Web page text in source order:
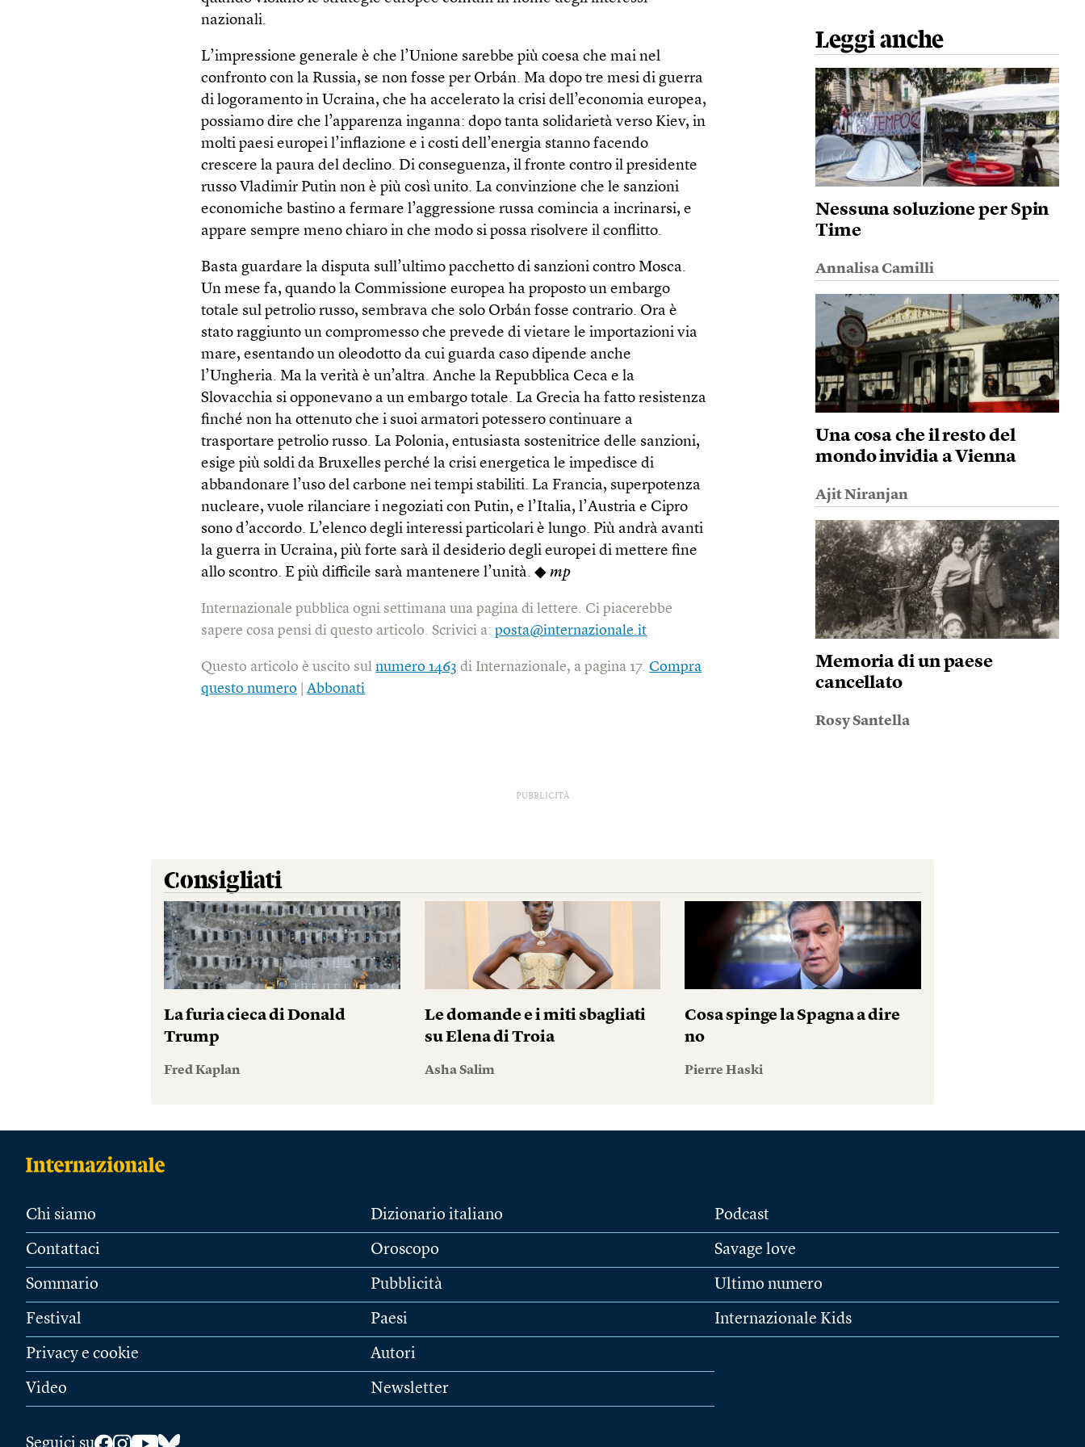
nazionali.
L’impressione generale è che l’Unione sarebbe più coesa che mai nel
confronto con la Russia, se non fosse per Orbán. Ma dopo tre mesi di guerra
di logoramento in Ucraina, che ha accelerato la crisi dell’economia europea,
possiamo dire che l’apparenza inganna: dopo tanta solidarietà verso Kiev, in
molti paesi europei l’inflazione e i costi dell’energia stanno facendo
crescere la paura del declino. Di conseguenza, il fronte contro il presidente
russo Vladimir Putin non è più così unito. La convinzione che le sanzioni
economiche bastino a fermare l’aggressione russa comincia a incrinarsi, e
appare sempre meno chiaro in che modo si possa risolvere il conflitto.
Basta guardare la disputa sull’ultimo pacchetto di sanzioni contro Mosca.
Un mese fa, quando la Commissione europea ha proposto un embargo
totale sul petrolio russo, sembrava che solo Orbán fosse contrario. Ora è
stato raggiunto un compromesso che prevede di vietare le importazioni via
mare, esentando un oleodotto da cui guarda caso dipende anche
l’Ungheria. Ma la verità è un’altra. Anche la Repubblica Ceca e la
Slovacchia si opponevano a un embargo totale. La Grecia ha fatto resistenza
finché non ha ottenuto che i suoi armatori potessero continuare a
trasportare petrolio russo. La Polonia, entusiasta sostenitrice delle sanzioni,
esige più soldi da Bruxelles perché la crisi energetica le impedisce di
abbandonare l’uso del carbone nei tempi stabiliti. La Francia, superpotenza
nucleare, vuole rilanciare i negoziati con Putin, e l’Italia, l’Austria e Cipro
sono d’accordo. L’elenco degli interessi particolari è lungo. Più andrà avanti
la guerra in Ucraina, più forte sarà il desiderio degli europei di mettere fine
allo scontro. E più difficile sarà mantenere l’unità. ◆mp
Internazionale pubblica ogni settimana una pagina di lettere. Ci piacerebbe
sapere cosa pensi di questo articolo. Scrivici a:posta@internazionale.it
Questo articolo è uscito sulnumero 1463 di Internazionale, a pagina 17.Compra
questo numero |Abbonati
Leggi anche
Nessuna soluzione per Spin
Time
Annalisa Camilli
Una cosa che il resto del
mondo invidia a Vienna
Ajit Niranjan
Memoria di un paese
cancellato
Rosy Santella
PUBBLICITÀ
Consigliati
La furia cieca di Donald
Trump
Fred Kaplan
Le domande e i miti sbagliati
su Elena di Troia
Asha Salim
Cosa spinge la Spagna a dire
no
Pierre Haski
Chi siamo
Contattaci
Sommario
Festival
Privacy e cookie
Video
Dizionario italiano
Oroscopo
Pubblicità
Paesi
Autori
Newsletter
Podcast
Savage love
Ultimo numero
Internazionale Kids
Seguici su